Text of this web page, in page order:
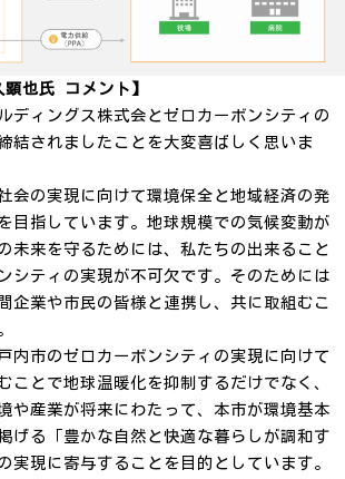
也氏 コメント】
ディングス株式会とゼロカーボンシティの
結されましたことを大変喜ばしく思いま
会の実現に向けて環境保全と地域経済の発
目指しています。地球規模での気候変動が
未来を守るためには、私たちの出来ること
シティの実現が不可欠です。そのためには
企業や市民の皆様と連携し、共に取組むこ
内市のゼロカーボンシティの実現に向けて
ことで地球温暖化を抑制するだけでなく、
や産業が将来にわたって、本市が環境基本
げる「豊かな自然と快適な暮らしが調和す
現に寄与することを目的としています。